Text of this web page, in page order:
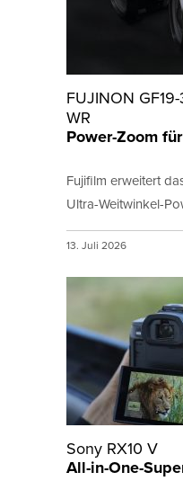
FUJINON
WR
Power-Zoom
Fujifilm erweitert
Ultra-Weitwinkel-
13. Juli 2026
Sony RX10 V
All-in-One-